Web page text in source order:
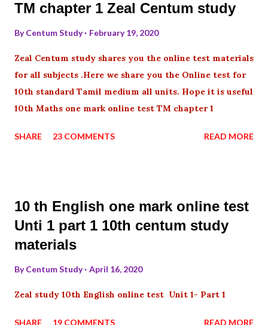
TM chapter 1 Zeal Centum study
ByCentum Study February 19, 2020
Zeal Centum study shares you the online test materials
for all subjects .Here we share you the Online test for
10th standard Tamil medium all units. Hope it is useful
10th Maths one mark online test TM chapter 1
SHARE 23 COMMENTS READ MORE
10 th English one mark online test
Unti 1 part 1 10th centum study
materials
ByCentum Study April 16, 2020
Zeal study 10th English online test Unit 1- Part 1
SHARE 19 COMMENTS READ MORE